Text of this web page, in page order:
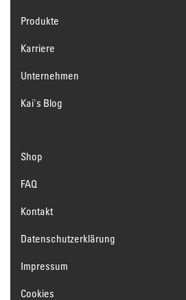
Produkte
Karriere
Unternehmen
Kai's Blog
Shop
FAQ
Kontakt
Datenschutzerklärung
Impressum
Cookies